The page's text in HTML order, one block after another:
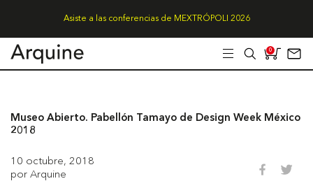
Asiste a las conferencias de MEXTRÓPOLI 2026
0
Museo Abierto. Pabellón Tamayo de Design Week México
2018
10 octubre, 2018
por Arquine